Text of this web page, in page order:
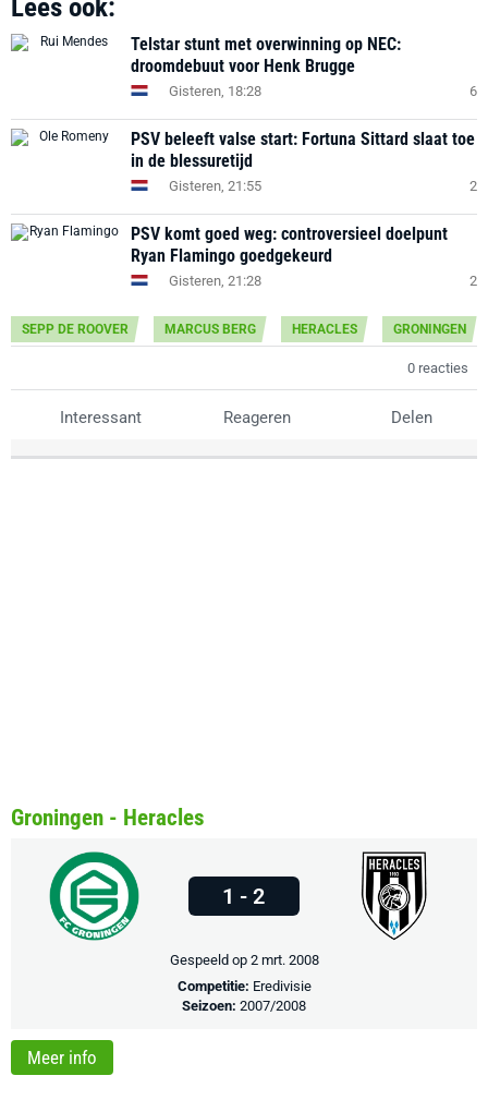
Lees ook:
Telstar stunt met overwinning op NEC:
droomdebuut voor Henk Brugge
Gisteren, 18:28 6
PSV beleeft valse start: Fortuna Sittard slaat toe
in de blessuretijd
Gisteren, 21:55 2
PSV komt goed weg: controversieel doelpunt
Ryan Flamingo goedgekeurd
Gisteren, 21:28 2
SEPP DE ROOVER MARCUS BERG HERACLES GRONINGEN
0 reacties
Interessant Reageren Delen
Groningen - Heracles
1 - 2
Gespeeld op 2 mrt. 2008
Competitie: Eredivisie
Seizoen: 2007/2008
Meer info